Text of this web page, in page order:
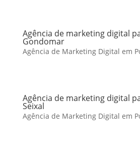
Agência de marketing digital
Gondomar
Agência de Marketing Digital em
Agência de marketing digital
Seixal
Agência de Marketing Digital em